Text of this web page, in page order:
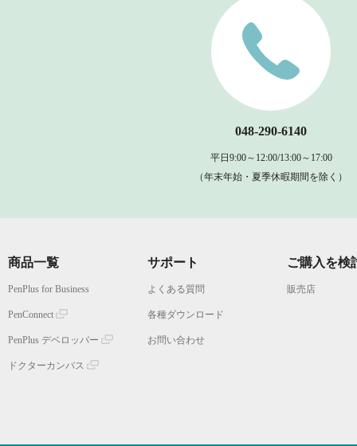
048-290-6140
平日9:00～12:00/13:00～17:00
（年末年始・夏季休暇期間を除く）
商品一覧
PenPlus for Business
PenConnect
PenPlus デベロッパー
ドクターカンバス
サポート
よくある質問
各種ダウンロード
お問い合わせ
ご購入を検
販売店